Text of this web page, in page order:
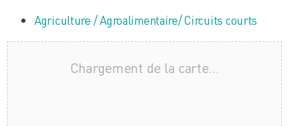
Agriculture / Agroalimentaire/ Circuits courts
Chargement de la carte…